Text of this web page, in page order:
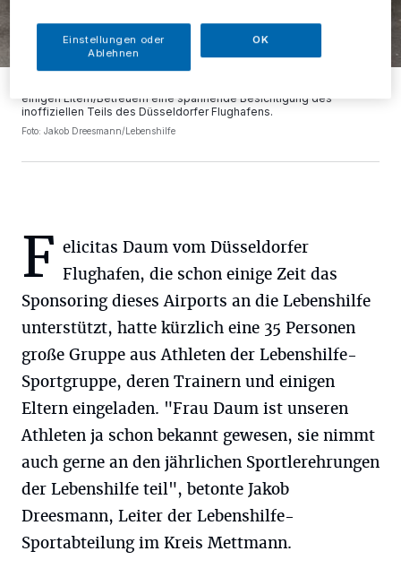
einigen Eltern/Betreuern eine spannende Besichtigung des
inoffiziellen Teils des Düsseldorfer Flughafens.
Foto: Jakob Dreesmann/Lebenshilfe
F elicitas Daum vom Düsseldorfer
Flughafen, die schon einige Zeit das
Sponsoring dieses Airports an die Lebenshilfe
unterstützt, hatte kürzlich eine 35 Personen
große Gruppe aus Athleten der Lebenshilfe-
Sportgruppe, deren Trainern und einigen
Eltern eingeladen. "Frau Daum ist unseren
Athleten ja schon bekannt gewesen, sie nimmt
auch gerne an den jährlichen Sportlerehrungen
der Lebenshilfe teil", betonte Jakob
Dreesmann, Leiter der Lebenshilfe-
Sportabteilung im Kreis Mettmann.
Einstellungen oder
Ablehnen
OK